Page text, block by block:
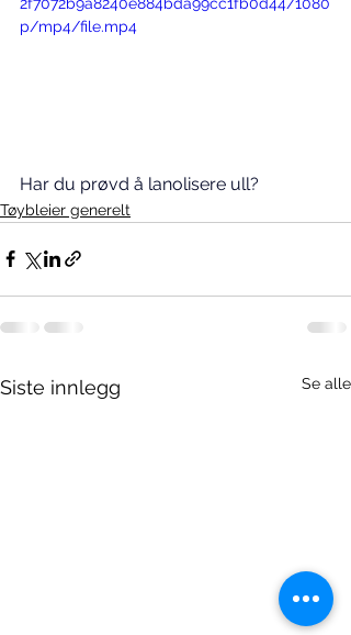
p/mp4/file.mp4
Har du prøvd å lanolisere ull?
Tøybleier generelt
Siste innlegg Se alle